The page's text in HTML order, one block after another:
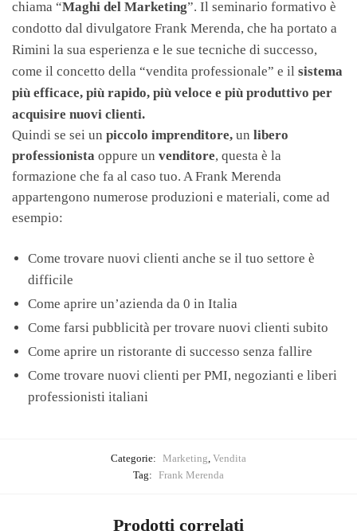
chiama “Maghi del Marketing”. Il seminario formativo è
condotto dal divulgatore Frank Merenda, che ha portato a
Rimini la sua esperienza e le sue tecniche di successo,
come il concetto della “vendita professionale” e il sistema
più efficace, più rapido, più veloce e più produttivo per
acquisire nuovi clienti.
Quindi se sei un piccolo imprenditore, un libero
professionista oppure un venditore, questa è la
formazione che fa al caso tuo. A Frank Merenda
appartengono numerose produzioni e materiali, come ad
esempio:
Come trovare nuovi clienti anche se il tuo settore è
difficile
Come aprire un’azienda da 0 in Italia
Come farsi pubblicità per trovare nuovi clienti subito
Come aprire un ristorante di successo senza fallire
Come trovare nuovi clienti per PMI, negozianti e liberi
professionisti italiani
Categorie: Marketing, Vendita
Tag: Frank Merenda
Prodotti correlati